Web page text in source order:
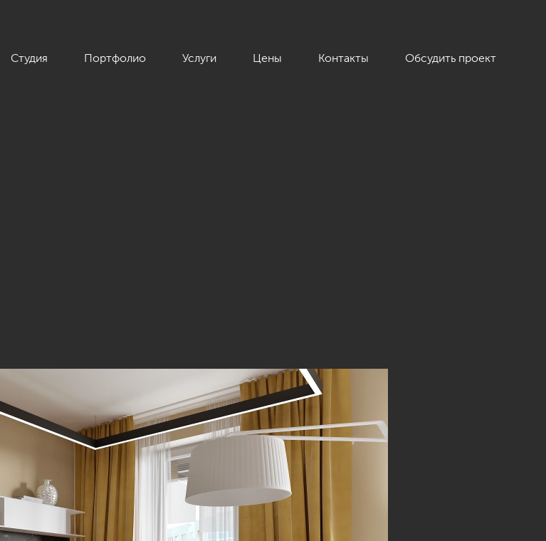
Студия Портфолио Услуги Цены Контакты Обсудить проект